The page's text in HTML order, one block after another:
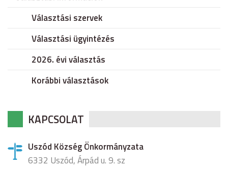
Választási szervek
Választási ügyintézés
2026. évi választás
Korábbi választások
KAPCSOLAT
Uszód Község Önkormányzata
6332 Uszód, Árpád u. 9. sz